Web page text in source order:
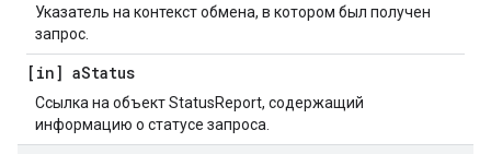
Указатель на контекст обмена, в котором был получен
запрос.
[in] aStatus
Ссылка на объект StatusReport, содержащий
информацию о статусе запроса.